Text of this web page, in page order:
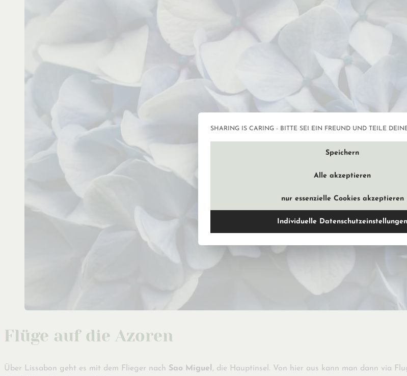
Flüge auf die Azoren
Über Lissabon geht es mit dem Flieger nach Sao Miguel, die Hauptinsel. Von hier aus kann man dann via
SHARING IS CARING - BITTE SEI EIN FREUND UND TEILE
Speichern
Alle akzeptieren
nur essenzielle Cookies akzeptieren
Individuelle Datenschutzeinstellungen